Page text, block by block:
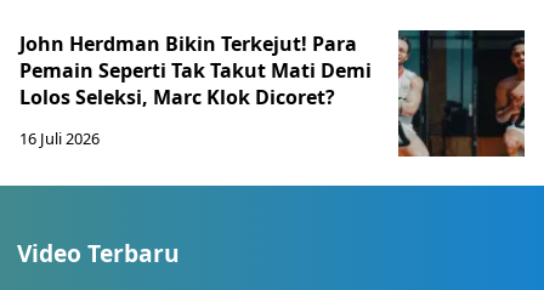
John Herdman Bikin Terkejut! Para
Pemain Seperti Tak Takut Mati Demi
Lolos Seleksi, Marc Klok Dicoret?
16 Juli 2026
Video Terbaru